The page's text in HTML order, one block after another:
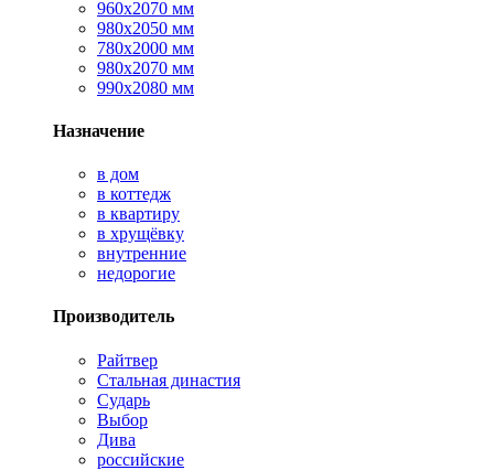
960х2070 мм
980х2050 мм
780х2000 мм
980х2070 мм
990х2080 мм
Назначение
в дом
в коттедж
в квартиру
в хрущёвку
внутренние
недорогие
Производитель
Райтвер
Стальная династия
Сударь
Выбор
Дива
российские